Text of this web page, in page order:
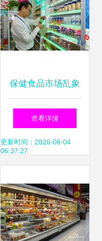
保健食品市场乱象
何解？广州全域整
治见到实效
查看详情
更新时间：2026-08-04
06:37:27